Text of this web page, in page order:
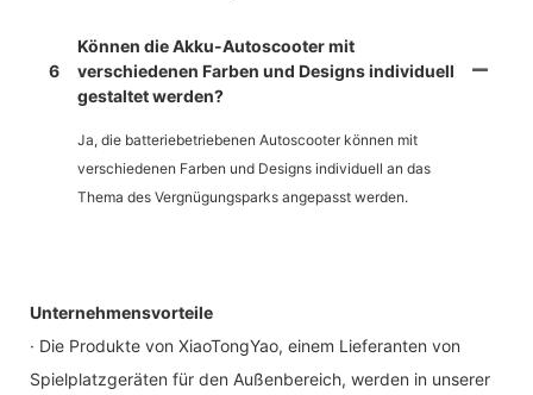
6
Können die Akku-Autoscooter mit
verschiedenen Farben und Designs individuell
gestaltet werden?
Ja, die batteriebetriebenen Autoscooter können mit
verschiedenen Farben und Designs individuell an das
Thema des Vergnügungsparks angepasst werden.
Unternehmensvorteile
· Die Produkte von XiaoTongYao, einem Lieferanten von
Spielplatzgeräten für den Außenbereich, werden in unserer